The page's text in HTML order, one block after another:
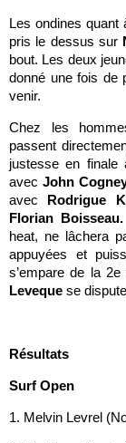
Les ondines quant
pris le dessus sur
bout. Les deux
donné une fois de
venir.
Chez les
passent
justesse en finale
avec John
avec Rodrigue
Florian Boisseau.
heat, ne lâchera
appuyées et
s’empare de la
Leveque se
Résultats
Surf Open
1. Melvin Levrel